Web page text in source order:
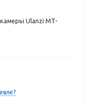
Ulanzi MT-